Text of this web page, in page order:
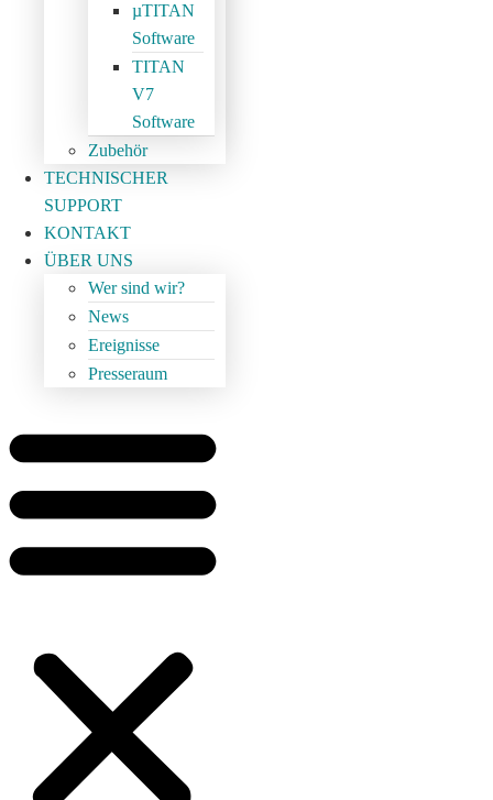
µTITAN
Software
TITAN
V7
Software
Zubehör
TECHNISCHER
SUPPORT
KONTAKT
ÜBER UNS
Wer sind wir?
News
Ereignisse
Presseraum